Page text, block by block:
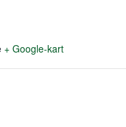
+ Google-kart